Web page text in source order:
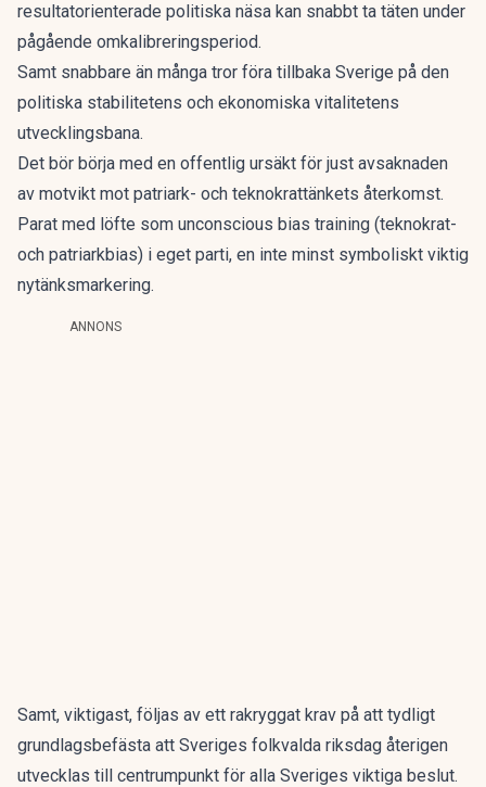
resultatorienterade politiska näsa kan snabbt ta täten under
pågående omkalibreringsperiod.
Samt snabbare än många tror föra tillbaka Sverige på den
politiska stabilitetens och ekonomiska vitalitetens
utvecklingsbana.
Det bör börja med en offentlig ursäkt för just avsaknaden
av motvikt mot patriark- och teknokrattänkets återkomst.
Parat med löfte som unconscious bias training (teknokrat-
och patriarkbias) i eget parti, en inte minst symboliskt viktig
nytänksmarkering.
ANNONS
Samt, viktigast, följas av ett rakryggat krav på att tydligt
grundlagsbefästa att Sveriges folkvalda riksdag återigen
utvecklas till centrumpunkt för alla Sveriges viktiga beslut.